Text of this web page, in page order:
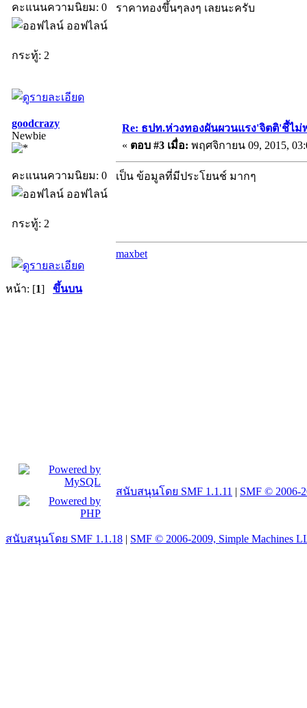
คะแนนความนิยม: 0
ออฟไลน์
กระทู้: 2
ราคาทองขึ้นๆลงๆ เลยนะครับ
goodcrazy
Newbie
คะแนนความนิยม: 0
ออฟไลน์
กระทู้: 2
Re: ธปท.ห่วงทองผันผวนแรง'จิตติ'ชี้ไม่
« ตอบ #3 เมื่อ: พฤศจิกายน 09, 2015,
เป็น ข้อมูลที่มีประโยนช์ มากๆ
maxbet
หน้า: [1] ขึ้นบน
สนับสนุนโดย SMF 1.1.11 | SMF © 2006-
สนับสนุนโดย SMF 1.1.18 | SMF © 2006-2009, Simple Machines